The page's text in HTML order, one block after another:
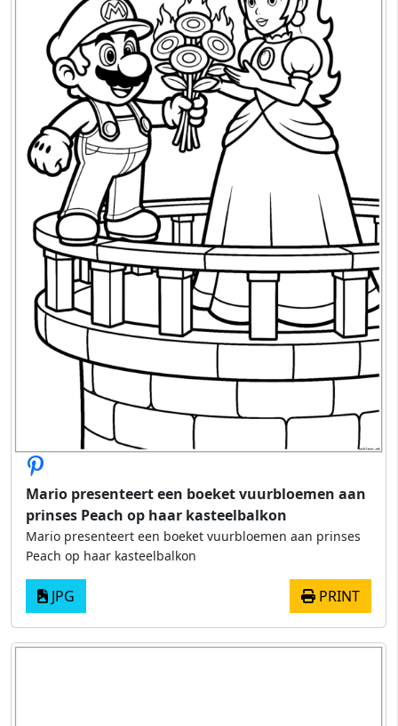
Mario presenteert een boeket vuurbloemen aan
prinses Peach op haar kasteelbalkon
Mario presenteert een boeket vuurbloemen aan prinses
Peach op haar kasteelbalkon
JPG PRINT